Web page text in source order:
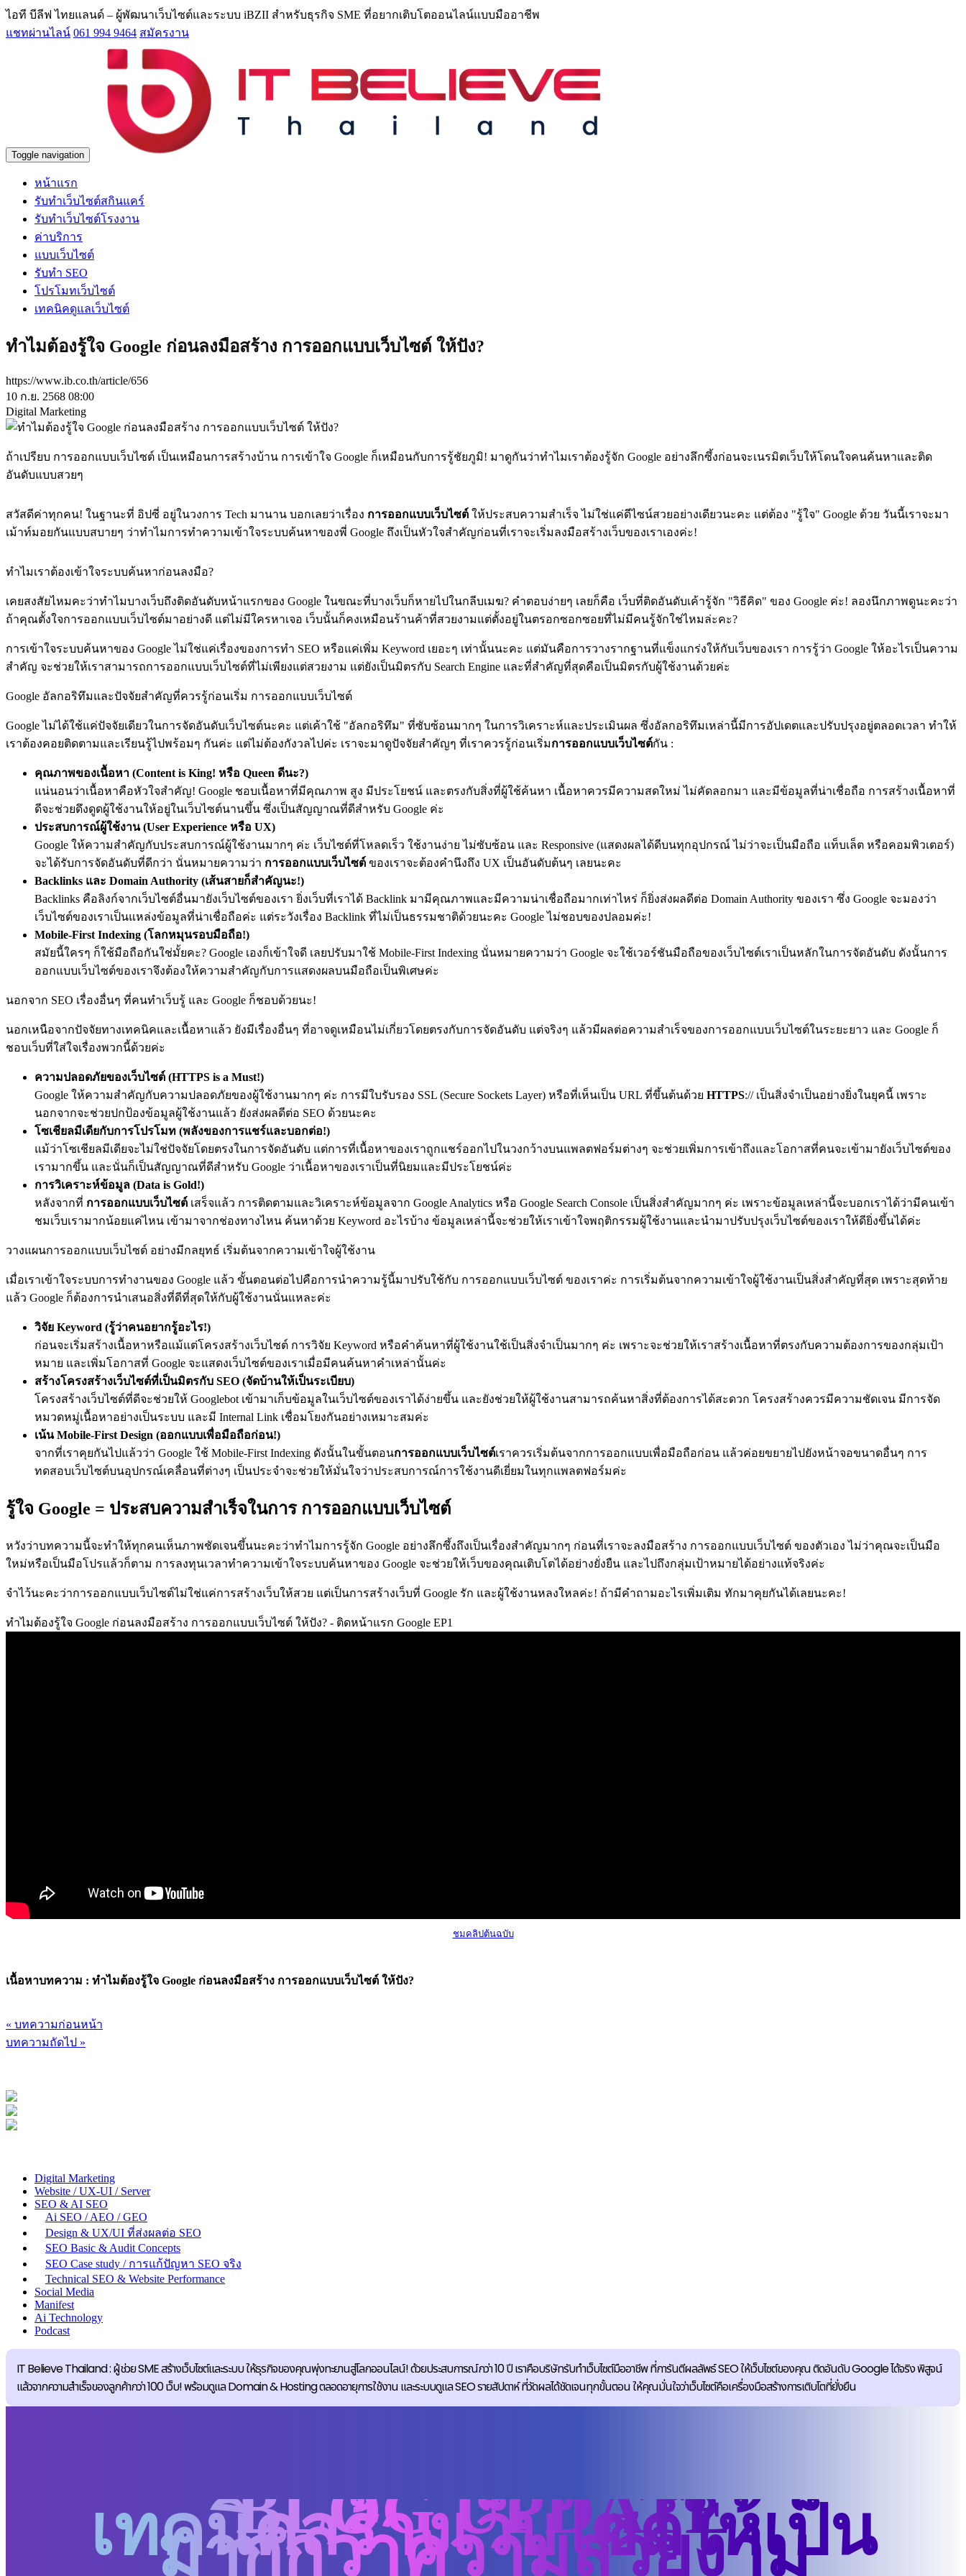
ไอที บีลีฟ ไทยแลนด์ – ผู้พัฒนาเว็บไซต์และระบบ iBZII สำหรับธุรกิจ SME ที่อยากเติบโตออนไลน์แบบมืออาชีพ
แชทผ่านไลน์ 061 994 9464 สมัครงาน
Toggle navigation
หน้าแรก
รับทำเว็บไซต์สกินแคร์
รับทำเว็บไซต์โรงงาน
ค่าบริการ
แบบเว็บไซต์
รับทำ SEO
โปรโมทเว็บไซต์
เทคนิคดูแลเว็บไซต์
ทำไมต้องรู้ใจ Google ก่อนลงมือสร้าง การออกแบบเว็บไซต์ ให้ปัง?
https://www.ib.co.th/article/656
10 ก.ย. 2568 08:00
Digital Marketing
ถ้าเปรียบ การออกแบบเว็บไซต์ เป็นเหมือนการสร้างบ้าน การเข้าใจ Google ก็เหมือนกับการรู้ชัยภูมิ! มาดูกันว่าทำไมเราต้องรู้จัก Google อย่างลึกซึ้งก่อนจะเนรมิตเว็บให้โดนใจคนค้นหาและติด
อันดับแบบสวยๆ
สวัสดีค่าทุกคน! ในฐานะที่ อิปซี่ อยู่ในวงการ Tech มานาน บอกเลยว่าเรื่อง การออกแบบเว็บไซต์ ให้ประสบความสำเร็จ ไม่ใช่แค่ดีไซน์สวยอย่างเดียวนะคะ แต่ต้อง "รู้ใจ" Google ด้วย วันนี้เราจะมา
เม้าท์มอยกันแบบสบายๆ ว่าทำไมการทำความเข้าใจระบบค้นหาของพี่ Google ถึงเป็นหัวใจสำคัญก่อนที่เราจะเริ่มลงมือสร้างเว็บของเราเองค่ะ!
ทำไมเราต้องเข้าใจระบบค้นหาก่อนลงมือ?
เคยสงสัยไหมคะว่าทำไมบางเว็บถึงติดอันดับหน้าแรกของ Google ในขณะที่บางเว็บก็หายไปในกลีบเมฆ? คำตอบง่ายๆ เลยก็คือ เว็บที่ติดอันดับเค้ารู้จัก "วิธีคิด" ของ Google ค่ะ! ลองนึกภาพดูนะคะว่า
ถ้าคุณตั้งใจการออกแบบเว็บไซต์มาอย่างดี แต่ไม่มีใครหาเจอ เว็บนั้นก็คงเหมือนร้านค้าที่สวยงามแต่ตั้งอยู่ในตรอกซอกซอยที่ไม่มีคนรู้จักใช่ไหมล่ะคะ?
การเข้าใจระบบค้นหาของ Google ไม่ใช่แค่เรื่องของการทำ SEO หรือแค่เพิ่ม Keyword เยอะๆ เท่านั้นนะคะ แต่มันคือการวางรากฐานที่แข็งแกร่งให้กับเว็บของเรา การรู้ว่า Google ให้อะไรเป็นความ
สำคัญ จะช่วยให้เราสามารถการออกแบบเว็บไซต์ที่ไม่เพียงแต่สวยงาม แต่ยังเป็นมิตรกับ Search Engine และที่สำคัญที่สุดคือเป็นมิตรกับผู้ใช้งานด้วยค่ะ
Google อัลกอริทึมและปัจจัยสำคัญที่ควรรู้ก่อนเริ่ม การออกแบบเว็บไซต์
Google ไม่ได้ใช้แค่ปัจจัยเดียวในการจัดอันดับเว็บไซต์นะคะ แต่เค้าใช้ "อัลกอริทึม" ที่ซับซ้อนมากๆ ในการวิเคราะห์และประเมินผล ซึ่งอัลกอริทึมเหล่านี้มีการอัปเดตและปรับปรุงอยู่ตลอดเวลา ทำให้
เราต้องคอยติดตามและเรียนรู้ไปพร้อมๆ กันค่ะ แต่ไม่ต้องกังวลไปค่ะ เราจะมาดูปัจจัยสำคัญๆ ที่เราควรรู้ก่อนเริ่มการออกแบบเว็บไซต์กัน :
คุณภาพของเนื้อหา (Content is King! หรือ Queen ดีนะ?)
แน่นอนว่าเนื้อหาคือหัวใจสำคัญ! Google ชอบเนื้อหาที่มีคุณภาพ สูง มีประโยชน์ และตรงกับสิ่งที่ผู้ใช้ค้นหา เนื้อหาควรมีความสดใหม่ ไม่คัดลอกมา และมีข้อมูลที่น่าเชื่อถือ การสร้างเนื้อหาที่
ดีจะช่วยดึงดูดผู้ใช้งานให้อยู่ในเว็บไซต์นานขึ้น ซึ่งเป็นสัญญาณที่ดีสำหรับ Google ค่ะ
ประสบการณ์ผู้ใช้งาน (User Experience หรือ UX)
Google ให้ความสำคัญกับประสบการณ์ผู้ใช้งานมากๆ ค่ะ เว็บไซต์ที่โหลดเร็ว ใช้งานง่าย ไม่ซับซ้อน และ Responsive (แสดงผลได้ดีบนทุกอุปกรณ์ ไม่ว่าจะเป็นมือถือ แท็บเล็ต หรือคอมพิวเตอร์)
จะได้รับการจัดอันดับที่ดีกว่า นั่นหมายความว่า การออกแบบเว็บไซต์ ของเราจะต้องคำนึงถึง UX เป็นอันดับต้นๆ เลยนะคะ
Backlinks และ Domain Authority (เส้นสายก็สำคัญนะ!)
Backlinks คือลิงก์จากเว็บไซต์อื่นมายังเว็บไซต์ของเรา ยิ่งเว็บที่เราได้ Backlink มามีคุณภาพและมีความน่าเชื่อถือมากเท่าไหร่ ก็ยิ่งส่งผลดีต่อ Domain Authority ของเรา ซึ่ง Google จะมองว่า
เว็บไซต์ของเราเป็นแหล่งข้อมูลที่น่าเชื่อถือค่ะ แต่ระวังเรื่อง Backlink ที่ไม่เป็นธรรมชาติด้วยนะคะ Google ไม่ชอบของปลอมค่ะ!
Mobile-First Indexing (โลกหมุนรอบมือถือ!)
สมัยนี้ใครๆ ก็ใช้มือถือกันใช่มั้ยคะ? Google เองก็เข้าใจดี เลยปรับมาใช้ Mobile-First Indexing นั่นหมายความว่า Google จะใช้เวอร์ชันมือถือของเว็บไซต์เราเป็นหลักในการจัดอันดับ ดังนั้นการ
ออกแบบเว็บไซต์ของเราจึงต้องให้ความสำคัญกับการแสดงผลบนมือถือเป็นพิเศษค่ะ
นอกจาก SEO เรื่องอื่นๆ ที่คนทำเว็บรู้ และ Google ก็ชอบด้วยนะ!
นอกเหนือจากปัจจัยทางเทคนิคและเนื้อหาแล้ว ยังมีเรื่องอื่นๆ ที่อาจดูเหมือนไม่เกี่ยวโดยตรงกับการจัดอันดับ แต่จริงๆ แล้วมีผลต่อความสำเร็จของการออกแบบเว็บไซต์ในระยะยาว และ Google ก็
ชอบเว็บที่ใส่ใจเรื่องพวกนี้ด้วยค่ะ
ความปลอดภัยของเว็บไซต์ (HTTPS is a Must!)
Google ให้ความสำคัญกับความปลอดภัยของผู้ใช้งานมากๆ ค่ะ การมีใบรับรอง SSL (Secure Sockets Layer) หรือที่เห็นเป็น URL ที่ขึ้นต้นด้วย HTTPS:// เป็นสิ่งจำเป็นอย่างยิ่งในยุคนี้ เพราะ
นอกจากจะช่วยปกป้องข้อมูลผู้ใช้งานแล้ว ยังส่งผลดีต่อ SEO ด้วยนะคะ
โซเชียลมีเดียกับการโปรโมท (พลังของการแชร์และบอกต่อ!)
แม้ว่าโซเชียลมีเดียจะไม่ใช่ปัจจัยโดยตรงในการจัดอันดับ แต่การที่เนื้อหาของเราถูกแชร์ออกไปในวงกว้างบนแพลตฟอร์มต่างๆ จะช่วยเพิ่มการเข้าถึงและโอกาสที่คนจะเข้ามายังเว็บไซต์ของ
เรามากขึ้น และนั่นก็เป็นสัญญาณที่ดีสำหรับ Google ว่าเนื้อหาของเราเป็นที่นิยมและมีประโยชน์ค่ะ
การวิเคราะห์ข้อมูล (Data is Gold!)
หลังจากที่ การออกแบบเว็บไซต์ เสร็จแล้ว การติดตามและวิเคราะห์ข้อมูลจาก Google Analytics หรือ Google Search Console เป็นสิ่งสำคัญมากๆ ค่ะ เพราะข้อมูลเหล่านี้จะบอกเราได้ว่ามีคนเข้า
ชมเว็บเรามากน้อยแค่ไหน เข้ามาจากช่องทางไหน ค้นหาด้วย Keyword อะไรบ้าง ข้อมูลเหล่านี้จะช่วยให้เราเข้าใจพฤติกรรมผู้ใช้งานและนำมาปรับปรุงเว็บไซต์ของเราให้ดียิ่งขึ้นได้ค่ะ
วางแผนการออกแบบเว็บไซต์ อย่างมีกลยุทธ์ เริ่มต้นจากความเข้าใจผู้ใช้งาน
เมื่อเราเข้าใจระบบการทำงานของ Google แล้ว ขั้นตอนต่อไปคือการนำความรู้นี้มาปรับใช้กับ การออกแบบเว็บไซต์ ของเราค่ะ การเริ่มต้นจากความเข้าใจผู้ใช้งานเป็นสิ่งสำคัญที่สุด เพราะสุดท้าย
แล้ว Google ก็ต้องการนำเสนอสิ่งที่ดีที่สุดให้กับผู้ใช้งานนั่นแหละค่ะ
วิจัย Keyword (รู้ว่าคนอยากรู้อะไร!)
ก่อนจะเริ่มสร้างเนื้อหาหรือแม้แต่โครงสร้างเว็บไซต์ การวิจัย Keyword หรือคำค้นหาที่ผู้ใช้งานใช้เป็นสิ่งจำเป็นมากๆ ค่ะ เพราะจะช่วยให้เราสร้างเนื้อหาที่ตรงกับความต้องการของกลุ่มเป้า
หมาย และเพิ่มโอกาสที่ Google จะแสดงเว็บไซต์ของเราเมื่อมีคนค้นหาคำเหล่านั้นค่ะ
สร้างโครงสร้างเว็บไซต์ที่เป็นมิตรกับ SEO (จัดบ้านให้เป็นระเบียบ)
โครงสร้างเว็บไซต์ที่ดีจะช่วยให้ Googlebot เข้ามาเก็บข้อมูลในเว็บไซต์ของเราได้ง่ายขึ้น และยังช่วยให้ผู้ใช้งานสามารถค้นหาสิ่งที่ต้องการได้สะดวก โครงสร้างควรมีความชัดเจน มีการจัด
หมวดหมู่เนื้อหาอย่างเป็นระบบ และมี Internal Link เชื่อมโยงกันอย่างเหมาะสมค่ะ
เน้น Mobile-First Design (ออกแบบเพื่อมือถือก่อน!)
จากที่เราคุยกันไปแล้วว่า Google ใช้ Mobile-First Indexing ดังนั้นในขั้นตอนการออกแบบเว็บไซต์เราควรเริ่มต้นจากการออกแบบเพื่อมือถือก่อน แล้วค่อยขยายไปยังหน้าจอขนาดอื่นๆ การ
ทดสอบเว็บไซต์บนอุปกรณ์เคลื่อนที่ต่างๆ เป็นประจำจะช่วยให้มั่นใจว่าประสบการณ์การใช้งานดีเยี่ยมในทุกแพลตฟอร์มค่ะ
รู้ใจ Google = ประสบความสำเร็จในการ การออกแบบเว็บไซต์
หวังว่าบทความนี้จะทำให้ทุกคนเห็นภาพชัดเจนขึ้นนะคะว่าทำไมการรู้จัก Google อย่างลึกซึ้งถึงเป็นเรื่องสำคัญมากๆ ก่อนที่เราจะลงมือสร้าง การออกแบบเว็บไซต์ ของตัวเอง ไม่ว่าคุณจะเป็นมือ
ใหม่หรือเป็นมือโปรแล้วก็ตาม การลงทุนเวลาทำความเข้าใจระบบค้นหาของ Google จะช่วยให้เว็บของคุณเติบโตได้อย่างยั่งยืน และไปถึงกลุ่มเป้าหมายได้อย่างแท้จริงค่ะ
จำไว้นะคะว่าการออกแบบเว็บไซต์ไม่ใช่แค่การสร้างเว็บให้สวย แต่เป็นการสร้างเว็บที่ Google รัก และผู้ใช้งานหลงใหลค่ะ! ถ้ามีคำถามอะไรเพิ่มเติม ทักมาคุยกันได้เลยนะคะ!
ทำไมต้องรู้ใจ Google ก่อนลงมือสร้าง การออกแบบเว็บไซต์ ให้ปัง? - ติดหน้าแรก Google EP1
ชมคลิปต้นฉบับ
เนื้อหาบทความ : ทำไมต้องรู้ใจ Google ก่อนลงมือสร้าง การออกแบบเว็บไซต์ ให้ปัง?
« บทความก่อนหน้า
บทความถัดไป »
Digital Marketing
Website / UX-UI / Server
SEO & AI SEO
Ai SEO / AEO / GEO
Design & UX/UI ที่ส่งผลต่อ SEO
SEO Basic & Audit Concepts
SEO Case study / การแก้ปัญหา SEO จริง
Technical SEO & Website Performance
Social Media
Manifest
Ai Technology
Podcast
IT Believe Thailand : ผู้ช่วย SME สร้างเว็บไซต์และระบบ ให้ธุรกิจของคุณพุ่งทะยานสู่โลกออนไลน์! ด้วยประสบการณ์กว่า 10 ปี เราคือบริษัทรับทำเว็บไซต์มืออาชีพ ที่การันตีผลลัพธ์ SEO ให้เว็บไซต์ของคุณ ติดอันดับ Google ได้จริง พิสูจน์
แล้วจากความสำเร็จของลูกค้ากว่า 100 เว็บ! พร้อมดูแล Domain & Hosting ตลอดอายุการใช้งาน และระบบดูแล SEO รายสัปดาห์ ที่วัดผลได้ชัดเจนทุกขั้นตอน ให้คุณมั่นใจว่าเว็บไซต์คือเครื่องมือสร้างการเติบโตที่ยั่งยืน
BLOG UPDATE
เทคนิคสร้างเว็บไซต์ให้เป็น
มากกว่าความสวยงาม